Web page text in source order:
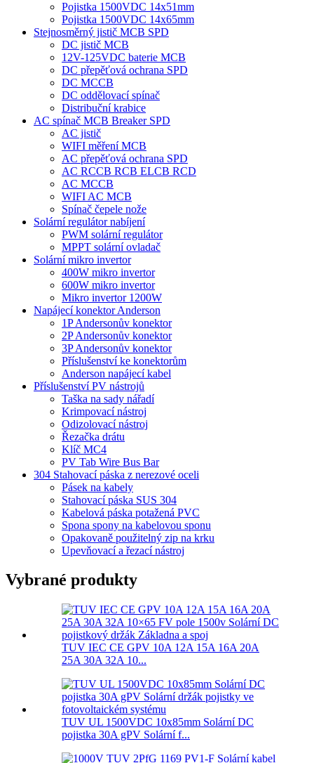
Pojistka 1500VDC 14x51mm
Pojistka 1500VDC 14x65mm
Stejnosměrný jistič MCB SPD
DC jistič MCB
12V-125VDC baterie MCB
DC přepěťová ochrana SPD
DC MCCB
DC oddělovací spínač
Distribuční krabice
AC spínač MCB Breaker SPD
AC jistič
WIFI měření MCB
AC přepěťová ochrana SPD
AC RCCB RCB ELCB RCD
AC MCCB
WIFI AC MCB
Spínač čepele nože
Solární regulátor nabíjení
PWM solární regulátor
MPPT solární ovladač
Solární mikro invertor
400W mikro invertor
600W mikro invertor
Mikro invertor 1200W
Napájecí konektor Anderson
1P Andersonův konektor
2P Andersonův konektor
3P Andersonův konektor
Příslušenství ke konektorům
Anderson napájecí kabel
Příslušenství PV nástrojů
Taška na sady nářadí
Krimpovací nástroj
Odizolovací nástroj
Řezačka drátu
Klíč MC4
PV Tab Wire Bus Bar
304 Stahovací páska z nerezové oceli
Pásek na kabely
Stahovací páska SUS 304
Kabelová páska potažená PVC
Spona spony na kabelovou sponu
Opakovaně použitelný zip na krku
Upevňovací a řezací nástroj
Vybrané produkty
TUV IEC CE GPV 10A 12A 15A 16A 20A
25A 30A 32A 10...
TUV UL 1500VDC 10x85mm Solární DC
pojistka 30A gPV Solární f...